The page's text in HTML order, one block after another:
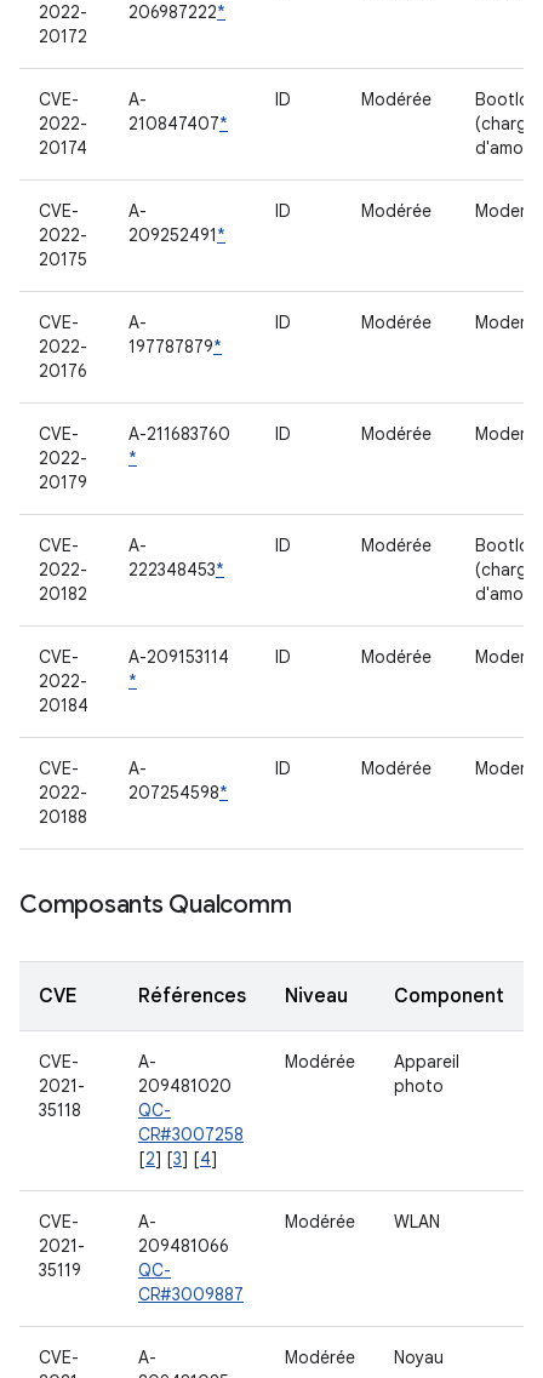
2022-
20172
206987222*
CVE-
2022-
20174
A-
210847407*
ID Modérée
CVE-
2022-
20175
A-
209252491*
ID Modérée Modem
CVE-
2022-
20176
A-
197787879*
ID Modérée Modem
CVE-
2022-
20179
A-211683760
*
ID Modérée Modem
CVE-
2022-
20182
A-
222348453*
ID Modérée
CVE-
2022-
20184
A-209153114
*
ID Modérée Modem
CVE-
2022-
20188
A-
207254598*
ID Modérée Modem
Composants Qualcomm
CVE Références Niveau Component
CVE-
2021-
35118
A-
209481020
QC-
CR#3007258
[2] [3] [4]
Modérée
Appareil
photo
CVE-
2021-
35119
A-
209481066
QC-
CR#3009887
Modérée WLAN
CVE-
A-
Modérée Noyau